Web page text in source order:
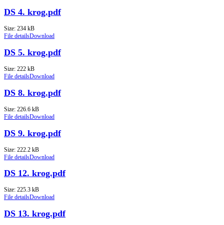
DS 4. krog.pdf
Size: 234 kB
File detailsDownload
DS 5. krog.pdf
Size: 222 kB
File detailsDownload
DS 8. krog.pdf
Size: 226.6 kB
File detailsDownload
DS 9. krog.pdf
Size: 222.2 kB
File detailsDownload
DS 12. krog.pdf
Size: 225.3 kB
File detailsDownload
DS 13. krog.pdf